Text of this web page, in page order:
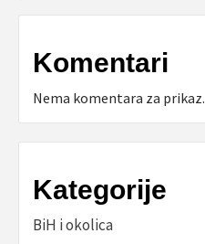
Komentari
Nema komentara za prikaz.
Kategorije
BiH i okolica